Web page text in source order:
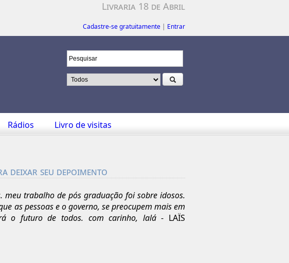
Livraria 18 de Abril
Cadastre-se gratuitamente | Entrar
Rádios Livro de visitas
deixar seu depoimento
trabalho de pós graduação foi sobre idosos.
as pessoas e o governo, se preocupem mais em
o futuro de todos. com carinho, lalá- LAÏS